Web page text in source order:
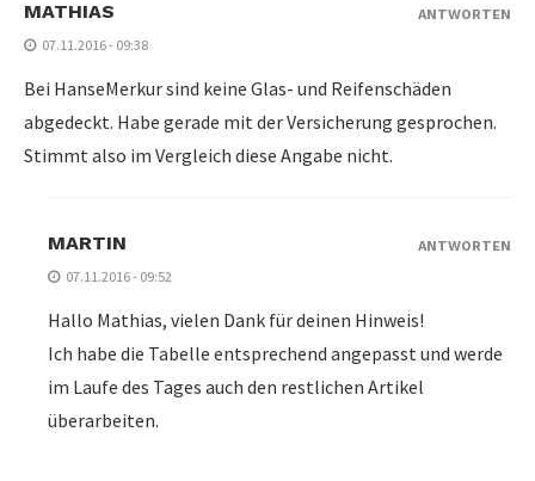
MATHIAS
07.11.2016 - 09:38
Bei HanseMerkur sind keine Glas- und Reifenschäden
abgedeckt. Habe gerade mit der Versicherung gesprochen.
Stimmt also im Vergleich diese Angabe nicht.
ANTWORTEN
MARTIN
07.11.2016 - 09:52
Hallo Mathias, vielen Dank für deinen Hinweis!
Ich habe die Tabelle entsprechend angepasst und werde
im Laufe des Tages auch den restlichen Artikel
überarbeiten.
ANTWORTEN